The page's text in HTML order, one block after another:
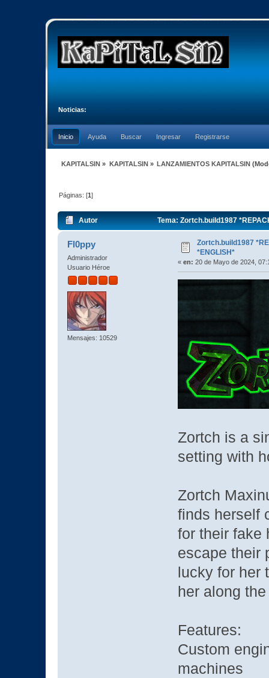
Noticias:
Inicio Ayuda Buscar Ingresar Registrarse
KAPITALSIN » KAPITALSIN» LANZAMIENTOS KAPITALSIN
Páginas: [1]
Autor Tema: Zortch.build1987
Fl0ppy
Administrador
Usuario Héroe
Mensajes: 10529
Zortch.build1987
*ENGLISH*
« en: 20 de Mayo de 2024,
Zortch is a
setting with
Zortch
finds herself
for their fake
escape their
lucky for her
her along
Features:
Custom
machines